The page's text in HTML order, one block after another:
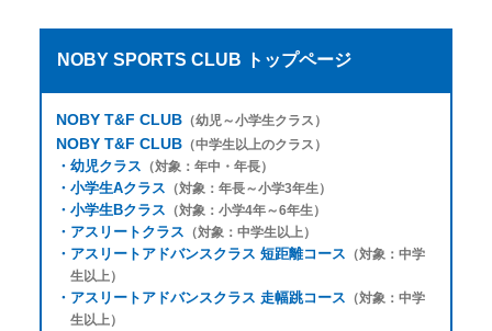
NOBY SPORTS CLUB トップページ
NOBY T&F CLUB（幼児～小学生クラス）
NOBY T&F CLUB（中学生以上のクラス）
・ 幼児クラス （対象：年中・年長）
・ 小学生Aクラス （対象：年長～小学3年生）
・ 小学生Bクラス （対象：小学4年～6年生）
・ アスリートクラス （対象：中学生以上）
・ アスリートアドバンスクラス 短距離コース （対象：中学
生以上）
・ アスリートアドバンスクラス 走幅跳コース （対象：中学
生以上）